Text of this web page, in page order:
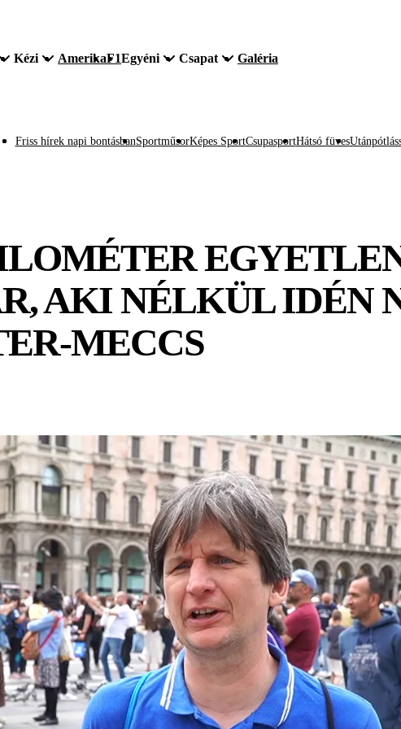
Kézi AmerikaF1Egyéni Csapat Galéria
Friss hírek napi bontásbanSportműsorKépes SportCsupasportHátsó füves
AKI NÉLKÜL IDÉN
MECCS